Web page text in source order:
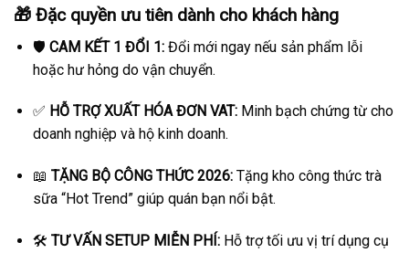
🎁 Đặc quyền ưu tiên dành cho khách hàng
🛡️ CAM KẾT 1 ĐỔI 1:Đổi mới ngay nếu sản phẩm lỗi
hoặc hư hỏng do vận chuyển.
✅ HỖ TRỢ XUẤT HÓA ĐƠN VAT:Minh bạch chứng từ cho
doanh nghiệp và hộ kinh doanh.
📖 TẶNG BỘ CÔNG THỨC 2026:Tặng kho công thức trà
sữa “Hot Trend” giúp quán bạn nổi bật.
🛠️ TƯ VẤN SETUP MIỄN PHÍ:Hỗ trợ tối ưu vị trí dụng cụ